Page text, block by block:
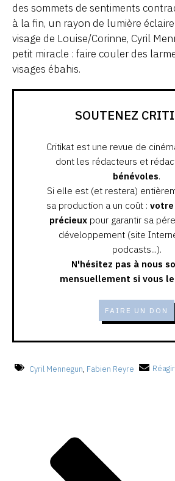
des sommets de sentiments
à la fin, un rayon de lumière
visage de Louise/Corinne, Cyril
petit miracle : faire couler des
visages ébahis.
SOUTENEZ
Critikat est une revue de
dont les rédacteurs et
bénévoles.
Si elle est (et restera)
sa production a un coût :
précieuxpour garantir sa
développement (site
podcasts...).
N'hésitez pas à nous
mensuellement si vous
FAIRE UN DON
Cyril Mennegun Fabien Reyre Réagir